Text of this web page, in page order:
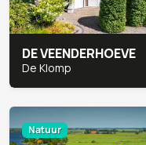
DE VEENDERHOEVE
De Klomp
Natuur